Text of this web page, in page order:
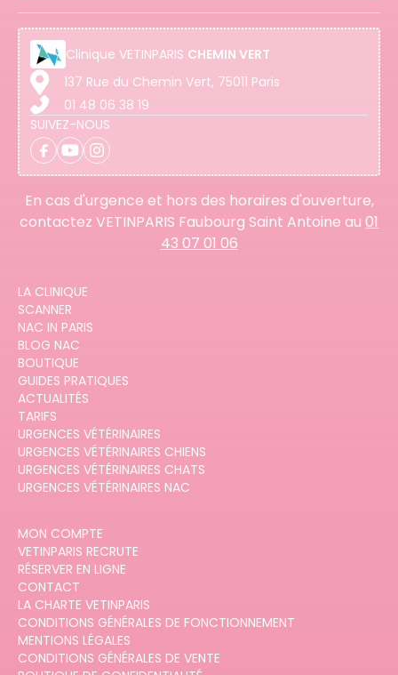
Clinique VETINPARIS CHEMIN VERT
137 Rue du Chemin Vert, 75011 Paris
01 48 06 38 19
SUIVEZ-NOUS
En cas d'urgence et hors des horaires d'ouverture,
contactez VETINPARIS Faubourg Saint Antoine au 01
43 07 01 06
LA CLINIQUE
SCANNER
NAC IN PARIS
BLOG NAC
BOUTIQUE
GUIDES PRATIQUES
ACTUALITÉS
TARIFS
URGENCES VÉTÉRINAIRES
URGENCES VÉTÉRINAIRES CHIENS
URGENCES VÉTÉRINAIRES CHATS
URGENCES VÉTÉRINAIRES NAC
MON COMPTE
VETINPARIS RECRUTE
RÉSERVER EN LIGNE
CONTACT
LA CHARTE VETINPARIS
CONDITIONS GÉNÉRALES DE FONCTIONNEMENT
MENTIONS LÉGALES
CONDITIONS GÉNÉRALES DE VENTE